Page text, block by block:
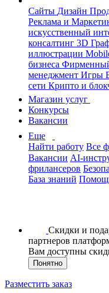
Сайты Дизайн
Реклама и
искусственный
консалтинг 3D
иллюстрации
бизнеса
менеджмент Игры
сети Крипто и
Магазин услуг
Конкурсы
Вакансии
Еще
Найти работу Все
Вакансии AI-
фрилансеров
База знаний
Скидки и
партнеров
Вам доступны
Понятно
Разместить заказ